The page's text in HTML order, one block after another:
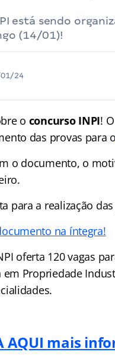
está sendo
(14/01)!
24
o concurso INPI!
das provas para o
o documento, o
para a realização
na íntegra!
oferta 120 vagas
Propriedade
AQUI mais